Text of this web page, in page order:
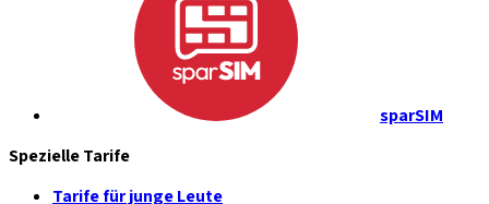
sparSIM
Spezielle Tarife
Tarife für junge Leute